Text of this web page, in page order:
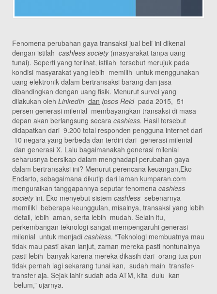
Fenomena perubahan gaya transaksi jual beli ini dikenal
dengan istilah cashless society (masyarakat tanpa uang
tunai). Seperti yang terlihat, istilah tersebut merujuk pada
kondisi masyarakat yang lebih memilih untuk menggunakan
uang elektronik dalam bertransaksi barang dan jasa
dibandingkan dengan uang fisik. Menurut survei yang
dilakukan oleh LinkedIn dan Ipsos Reid pada 2015, 51
persen generasi milenial membayangkan transaksi di masa
depan akan berlangsung secara cashless. Hasil tersebut
didapatkan dari 9.200 total responden pengguna internet dari
10 negara yang berbeda dan terdiri dari generasi milenial
dan generasi X. Lalu bagaimanakah generasi milenial
seharusnya bersikap dalam menghadapi perubahan gaya
dalam bertransaksi ini? Menurut perencana keuangan,Eko
Endarto, sebagaimana dikutip dari laman kumparan.com
menguraikan tanggapannya seputar fenomena cashless
societyini. Eko menyebut sistem cashless sebenarnya
memiliki beberapa keunggulan, misalnya, transaksi yang lebih
detail, lebih aman, serta lebih mudah. Selain itu,
perkembangan teknologi sangat mempengaruhi generasi
milenial untuk menjadi cashless. “Teknologi membuatnya mau
tidak mau pasti akan lanjut, zaman mereka pasti nontunainya
pasti lebih banyak karena mereka dikasih dari orang tua pun
tidak pernah lagi sekarang tunai kan, sudah main transfer-
transfer aja. Sejak lahir sudah ada ATM, kita dulu kan
belum,” ujarnya.